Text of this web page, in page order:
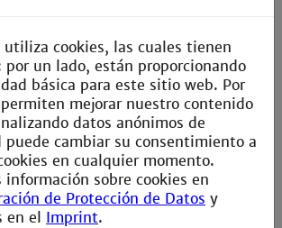
weiter vertieft, die den Einsatz
und Techniken in realen
Anwendungen
dieses Moduls sind die
in der Lage, ML-Modelle nicht nur zu
auch effizient zu deployen
um deren Leistung in
Einsatzbereichen zu
cookies, las cuales tienen
por un lado, están proporcionando
básica para este sitio web. Por
mejorar nuestro contenido
datos anónimos de
puede cambiar su consentimiento a
en cualquier momento.
información sobre cookies en
de Protección de Datos y
en el Imprint.